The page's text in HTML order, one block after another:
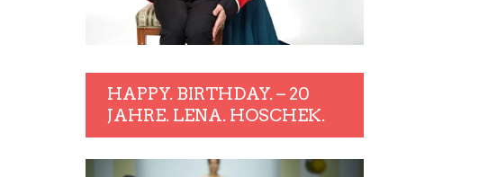
HAPPY. BIRTHDAY. – 20
JAHRE. LENA. HOSCHEK.